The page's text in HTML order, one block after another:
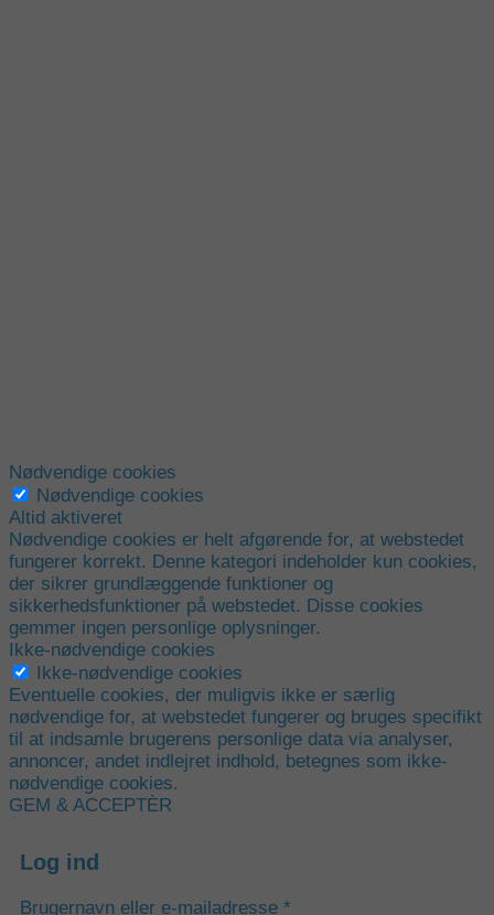
Nødvendige cookies
Nødvendige cookies
Altid aktiveret
Nødvendige cookies er helt afgørende for, at webstedet
fungerer korrekt. Denne kategori indeholder kun cookies,
der sikrer grundlæggende funktioner og
sikkerhedsfunktioner på webstedet. Disse cookies
gemmer ingen personlige oplysninger.
Ikke-nødvendige cookies
Ikke-nødvendige cookies
Eventuelle cookies, der muligvis ikke er særlig
nødvendige for, at webstedet fungerer og bruges specifikt
til at indsamle brugerens personlige data via analyser,
annoncer, andet indlejret indhold, betegnes som ikke-
nødvendige cookies.
GEM & ACCEPTÈR
Log ind
Brugernavn eller e-mailadresse *